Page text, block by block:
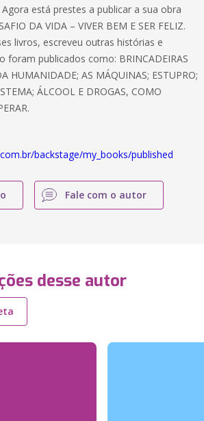
está prestes a publicar a sua obra
DA VIDA – VIVER BEM E SER FELIZ.
livros, escreveu outras histórias e
foram publicados como: BRINCADEIRAS
HUMANIDADE; AS MÁQUINAS; ESTUPRO;
ÁLCOOL E DROGAS, COMO
backstage/my_books/published
Fale com o autor
desse autor